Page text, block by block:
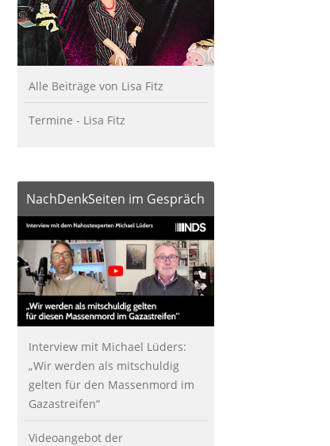
Alle Beiträge von Lisa Fitz
Termine - Lisa Fitz
NachDenkSeiten im Gespräch
Interview mit Michael Lüders:
„Wir werden als mitschuldig
gelten für den Massenmord im
Gazastreifen“
Videoangebot der